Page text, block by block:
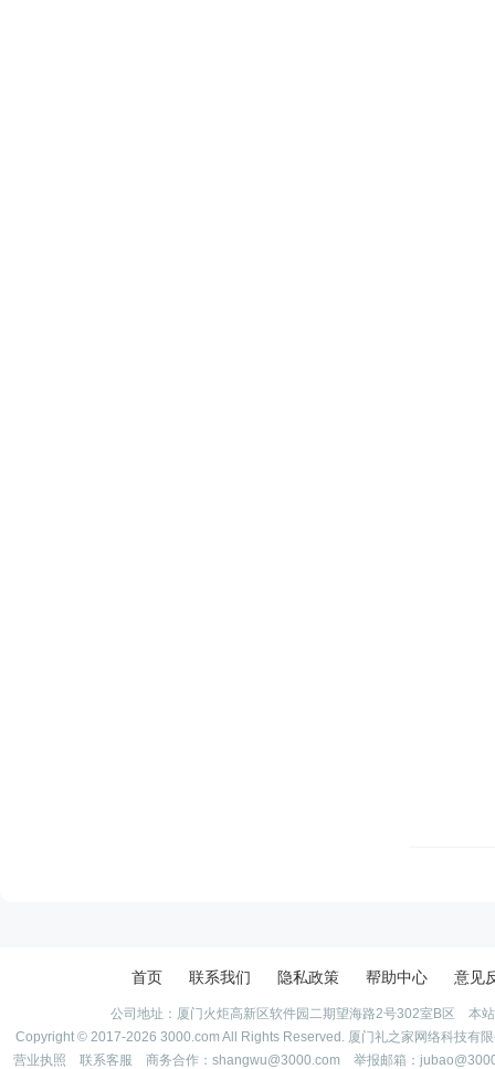
首页 联系我们 隐私政策 帮助中心 意见
公司地址：厦门火炬高新区软件园二期望海路2号302室B区 本
Copyright © 2017-2026 3000.com All Rights Reserved. 厦门礼之家网络科技有
营业执照
联系客服 商务合作：shangwu@3000.com 举报邮箱：